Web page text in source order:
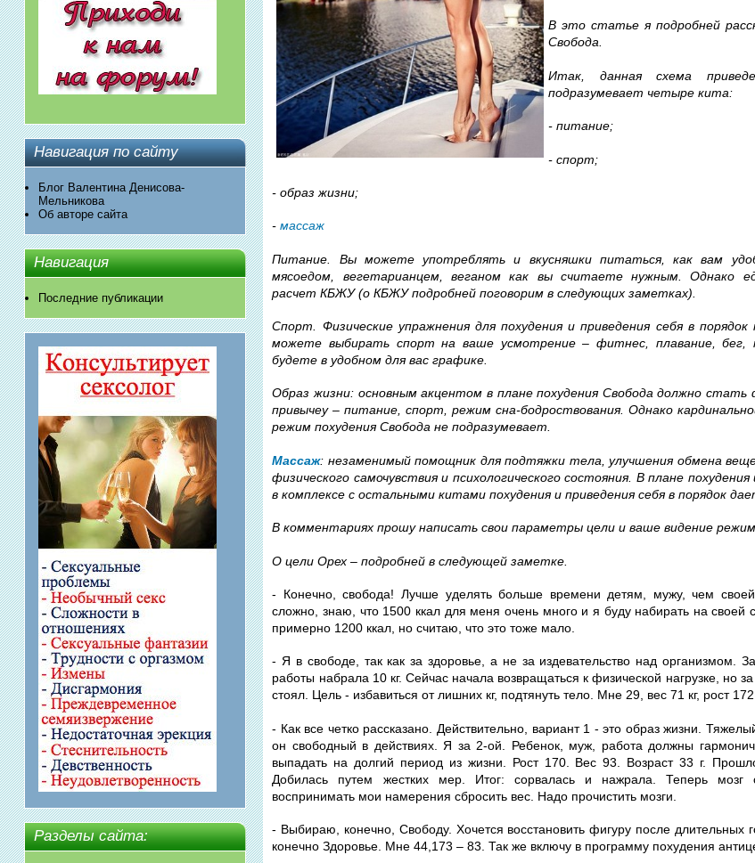
Навигация по сайту
Блог Валентина Денисова-
Мельникова
Об авторе сайта
Навигация
Последние публикации
Разделы сайта:
В это статье я подробней
Свобода.
Итак, данная схема
подразумевает четыре кита:
- питание;
- спорт;
- образ жизни;
-массаж
Питание. Вы можете употреблять и вкусняшки питаться, как вам
мясоедом, вегетарианцем, веганом как вы считаете нужным. Однако
расчет КБЖУ (о КБЖУ подробней поговорим в следующих заметках).
Спорт. Физические упражнения для похудения и приведения себя в
можете выбирать спорт на ваше усмотрение – фитнес, плавание, бег,
будете в удобном для вас графике.
Образ жизни: основным акцентом в плане похудения Свобода должно стать
привычеу – питание, спорт, режим сна-бодроствования. Однако
режим похудения Свобода не подразумевает.
Массаж: незаменимый помощник для подтяжки тела, улучшения обмена
физического самочувствия и психологического состояния. В плане
в комплексе с остальными китами похудения и приведения себя в порядок
В комментариях прошу написать свои параметры цели и ваше видение
О цели Орех – подробней в следующей заметке.
- Конечно, свобода! Лучше уделять больше времени детям, мужу, чем
сложно, знаю, что 1500 ккал для меня очень много и я буду набирать на своей
примерно 1200 ккал, но считаю, что это тоже мало.
- Я в свободе, так как за здоровье, а не за издевательство над организмом.
работы набрала 10 кг. Сейчас начала возвращаться к физической нагрузке, но
стоял. Цель - избавиться от лишних кг, подтянуть тело. Мне 29, вес 71 кг, рост
- Как все четко рассказано. Действительно, вариант 1 - это образ жизни.
он свободный в действиях. Я за 2-ой. Ребенок, муж, работа должны
выпадать на долгий период из жизни. Рост 170. Вес 93. Возраст 33 г.
Добилась путем жестких мер. Итог: сорвалась и нажрала. Теперь мозг
воспринимать мои намерения сбросить вес. Надо прочистить мозги.
- Выбираю, конечно, Свободу. Хочется восстановить фигуру после длительных
конечно Здоровье. Мне 44,173 – 83. Так же включу в программу похудения